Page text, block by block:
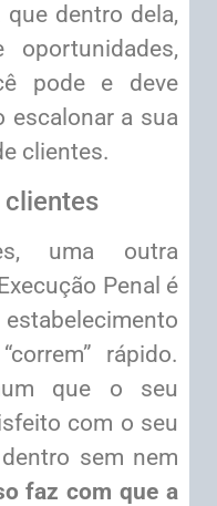
que dentro dela,
pode e deve
escalonar a sua
clientes.
clientes
uma outra
Penal é
rápido.
que o seu
com o seu
sem nem
faz com que a